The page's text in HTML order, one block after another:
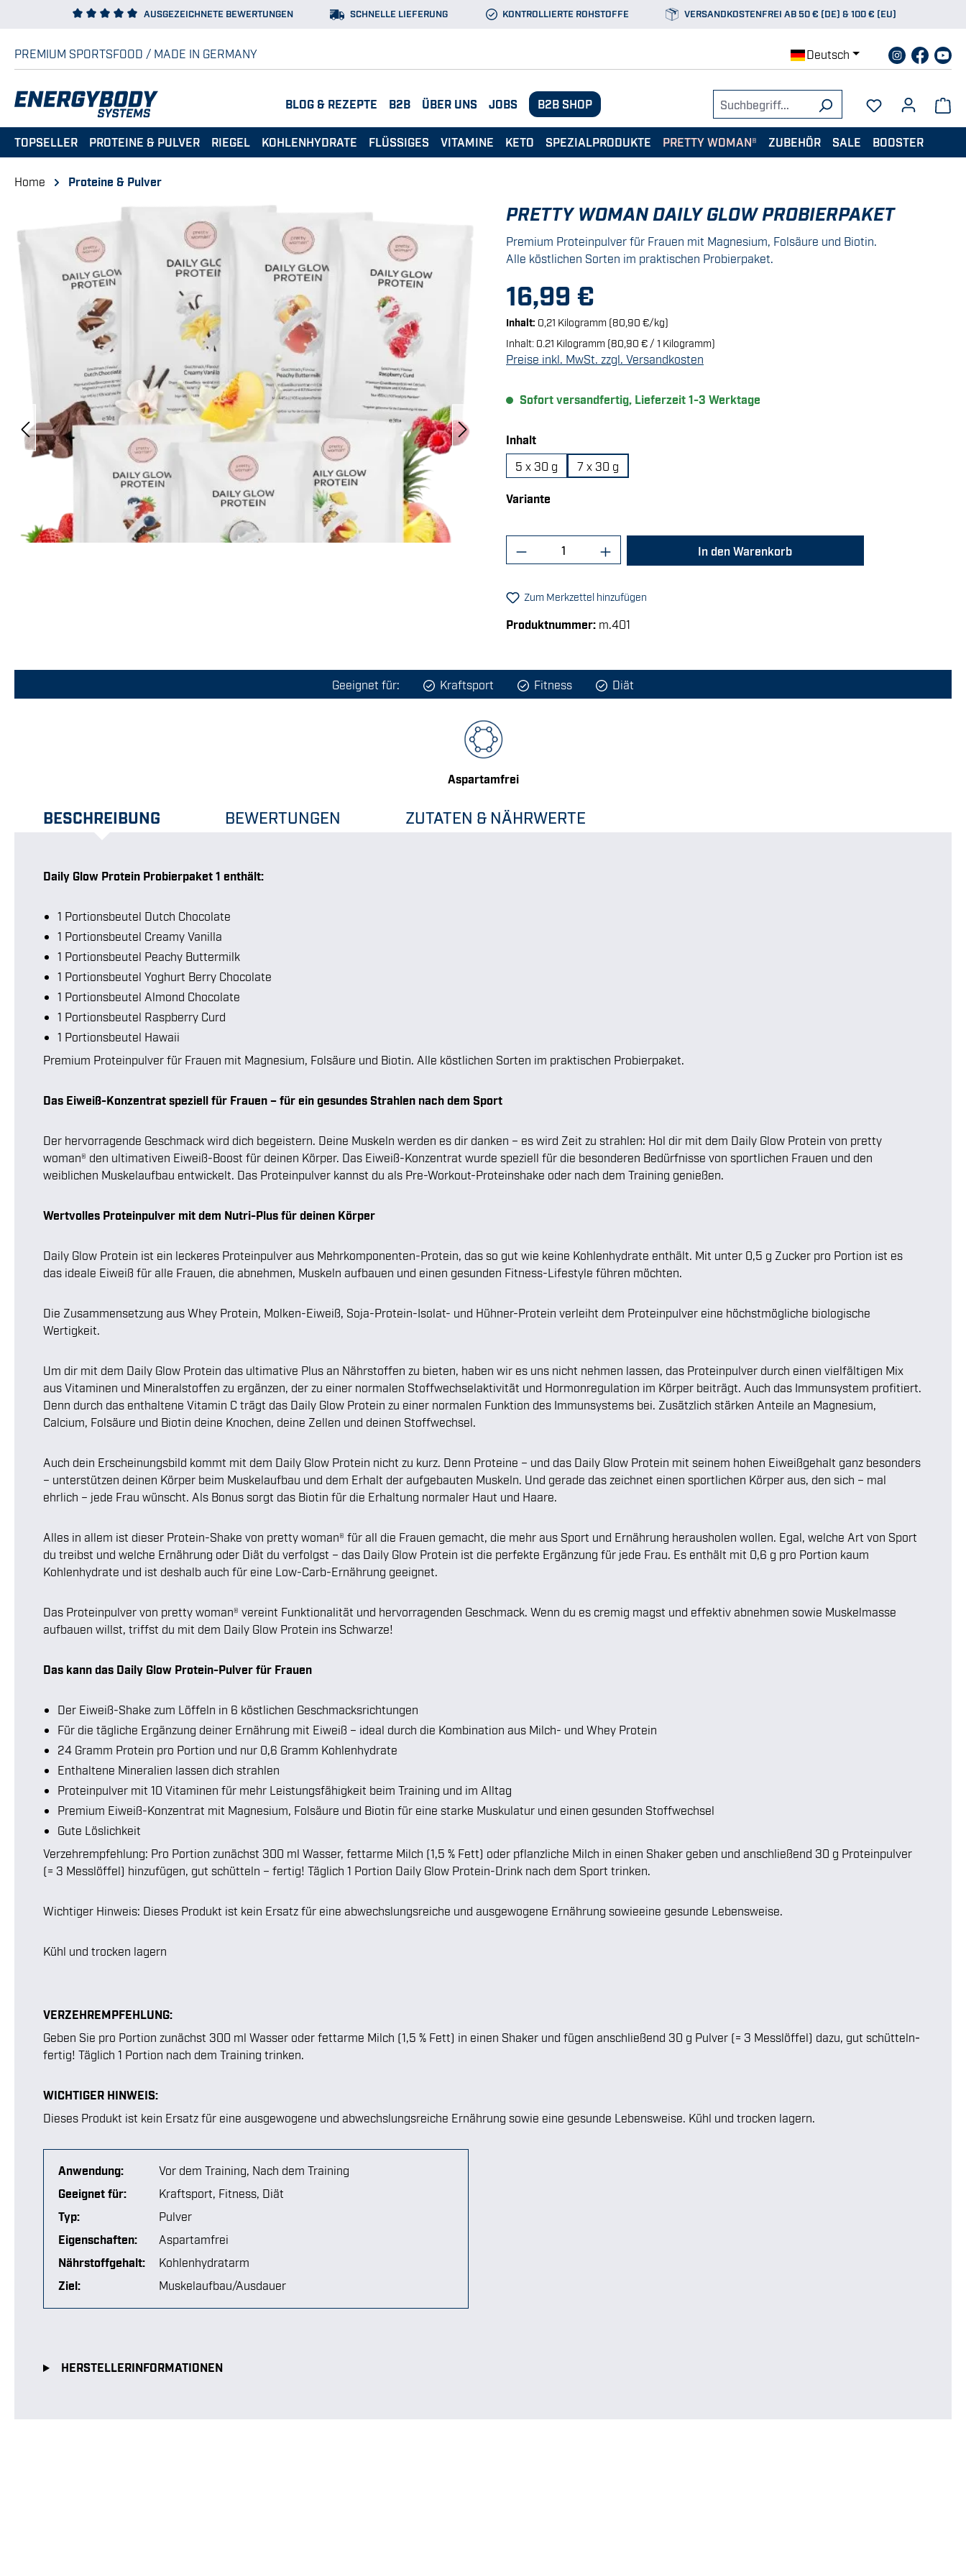
Hauptinhalt springen
Zur Suche springen
Zur Hauptnavigation springenAUSGEZEICHNETE BEWERTUNGEN SCHNELLE LIEFERUNG KONTROLLIERTE ROHSTOFFE VERSANDKOSTENFREI AB 50 € (DE) & 100 € (EU)
PREMIUM SPORTSFOOD / MADE IN GERMANY Deutsch
BLOG & REZEPTE B2B ÜBER UNS JOBS B2B SHOP
TOPSELLER PROTEINE & PULVER RIEGEL KOHLENHYDRATE FLÜSSIGES VITAMINE KETO SPEZIALPRODUKTE PRETTY WOMAN® ZUBEHÖR SALE BOOSTER
Home
Proteine & Pulver
Bildergalerie überspringen
PRETTY WOMAN DAILY GLOW PROBIERPAKET
Premium Proteinpulver für Frauen mit Magnesium, Folsäure und Biotin.
Alle köstlichen Sorten im praktischen Probierpaket.
16,99 €
Inhalt: 0,21 Kilogramm (80,90 €/kg)
Inhalt: 0.21 Kilogramm (80,90 € / 1 Kilogramm)
Preise inkl. MwSt. zzgl. Versandkosten
Sofort versandfertig, Lieferzeit 1-3 Werktage
Inhaltauswählen
5 x 30 g
7 x 30 g
Variante
Produkt Anzahl: Gib den gewünschten Wert ein oder
In den Warenkorb
Zum Merkzettel hinzufügen
Produktnummer: m.401
Geeignet für: Kraftsport Fitness Diät
Aspartamfrei
BESCHREIBUNG BEWERTUNGEN ZUTATEN & NÄHRWERTE
Daily Glow Protein Probierpaket 1 enthält:
1 Portionsbeutel Dutch Chocolate
1 Portionsbeutel Creamy Vanilla
1 Portionsbeutel Peachy Buttermilk
1 Portionsbeutel Yoghurt Berry Chocolate
1 Portionsbeutel Almond Chocolate
1 Portionsbeutel Raspberry Curd
1 Portionsbeutel Hawaii
Premium Proteinpulver für Frauen mit Magnesium, Folsäure und Biotin. Alle köstlichen Sorten im praktischen Probierpaket.
Das Eiweiß-Konzentrat speziell für Frauen – für ein gesundes Strahlen nach dem Sport
Der hervorragende Geschmack wird dich begeistern. Deine Muskeln werden es dir danken – es wird Zeit zu strahlen: Hol dir mit dem Daily Glow Protein von pretty
woman® den ultimativen Eiweiß-Boost für deinen Körper. Das Eiweiß-Konzentrat wurde speziell für die besonderen Bedürfnisse von sportlichen Frauen und den
weiblichen Muskelaufbau entwickelt. Das Proteinpulver kannst du als Pre-Workout-Proteinshake oder nach dem Training genießen.
Wertvolles Proteinpulver mit dem Nutri-Plus für deinen Körper
Daily Glow Protein ist ein leckeres Proteinpulver aus Mehrkomponenten-Protein, das so gut wie keine Kohlenhydrate enthält. Mit unter 0,5 g Zucker pro Portion ist es
das ideale Eiweiß für alle Frauen, die abnehmen, Muskeln aufbauen und einen gesunden Fitness-Lifestyle führen möchten.
Die Zusammensetzung aus Whey Protein, Molken-Eiweiß, Soja-Protein-Isolat- und Hühner-Protein verleiht dem Proteinpulver eine höchstmögliche biologische
Wertigkeit.
Um dir mit dem Daily Glow Protein das ultimative Plus an Nährstoffen zu bieten, haben wir es uns nicht nehmen lassen, das Proteinpulver durch einen vielfältigen Mix
aus Vitaminen und Mineralstoffen zu ergänzen, der zu einer normalen Stoffwechselaktivität und Hormonregulation im Körper beiträgt. Auch das Immunsystem profitiert.
Denn durch das enthaltene Vitamin C trägt das Daily Glow Protein zu einer normalen Funktion des Immunsystems bei. Zusätzlich stärken Anteile an Magnesium,
Calcium, Folsäure und Biotin deine Knochen, deine Zellen und deinen Stoffwechsel.
Auch dein Erscheinungsbild kommt mit dem Daily Glow Protein nicht zu kurz. Denn Proteine – und das Daily Glow Protein mit seinem hohen Eiweißgehalt ganz besonders
– unterstützen deinen Körper beim Muskelaufbau und dem Erhalt der aufgebauten Muskeln. Und gerade das zeichnet einen sportlichen Körper aus, den sich – mal
ehrlich – jede Frau wünscht. Als Bonus sorgt das Biotin für die Erhaltung normaler Haut und Haare.
Alles in allem ist dieser Protein-Shake von pretty woman® für all die Frauen gemacht, die mehr aus Sport und Ernährung herausholen wollen. Egal, welche Art von Sport
du treibst und welche Ernährung oder Diät du verfolgst – das Daily Glow Protein ist die perfekte Ergänzung für jede Frau. Es enthält mit 0,6 g pro Portion kaum
Kohlenhydrate und ist deshalb auch für eine Low-Carb-Ernährung geeignet.
Das Proteinpulver von pretty woman® vereint Funktionalität und hervorragenden Geschmack. Wenn du es cremig magst und effektiv abnehmen sowie Muskelmasse
aufbauen willst, triffst du mit dem Daily Glow Protein ins Schwarze!
Das kann das Daily Glow Protein-Pulver für Frauen
Der Eiweiß-Shake zum Löffeln in 6 köstlichen Geschmacksrichtungen
Für die tägliche Ergänzung deiner Ernährung mit Eiweiß – ideal durch die Kombination aus Milch- und Whey Protein
24 Gramm Protein pro Portion und nur 0,6 Gramm Kohlenhydrate
Enthaltene Mineralien lassen dich strahlen
Proteinpulver mit 10 Vitaminen für mehr Leistungsfähigkeit beim Training und im Alltag
Premium Eiweiß-Konzentrat mit Magnesium, Folsäure und Biotin für eine starke Muskulatur und einen gesunden Stoffwechsel
Gute Löslichkeit
Verzehrempfehlung: Pro Portion zunächst 300 ml Wasser, fettarme Milch (1,5 % Fett) oder pflanzliche Milch in einen Shaker geben und anschließend 30 g Proteinpulver
(= 3 Messlöffel) hinzufügen, gut schütteln – fertig! Täglich 1 Portion Daily Glow Protein-Drink nach dem Sport trinken.
Wichtiger Hinweis: Dieses Produkt ist kein Ersatz für eine abwechslungsreiche und ausgewogene Ernährung sowieeine gesunde Lebensweise.
Kühl und trocken lagern
VERZEHREMPFEHLUNG:
Geben Sie pro Portion zunächst 300 ml Wasser oder fettarme Milch (1,5 % Fett) in einen Shaker und fügen anschließend 30 g Pulver (= 3 Messlöffel) dazu, gut schütteln‐
fertig! Täglich 1 Portion nach dem Training trinken.
WICHTIGER HINWEIS:
Dieses Produkt ist kein Ersatz für eine ausgewogene und abwechslungsreiche Ernährung sowie eine gesunde Lebensweise. Kühl und trocken lagern.
Anwendung: Vor dem Training, Nach dem Training
Geeignet für:
Kraftsport, Fitness, Diät
Typ:
Pulver
Eigenschaften:
Aspartamfrei
Nährstoffgehalt:
Kohlenhydratarm
Ziel:
Muskelaufbau/Ausdauer
HERSTELLERINFORMATIONEN